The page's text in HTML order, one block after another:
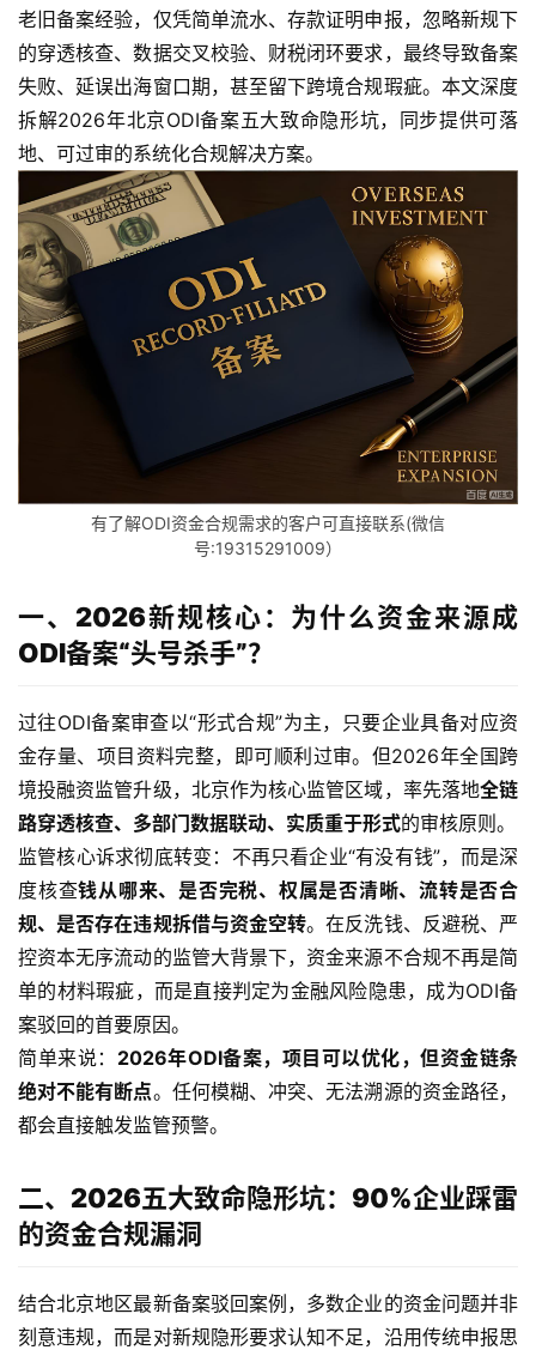
老旧备案经验，仅凭简单流水、存款证明申报，忽略新规下
的穿透核查、数据交叉校验、财税闭环要求，最终导致备案
失败、延误出海窗口期，甚至留下跨境合规瑕疵。本文深度
拆解2026年北京ODI备案五大致命隐形坑，同步提供可落
地、可过审的系统化合规解决方案。
有了解ODI资金合规需求的客户可直接联系(微信
号:19315291009）
一、2026新规核心：为什么资金来源成
ODI备案“头号杀手”？
过往ODI备案审查以“形式合规”为主，只要企业具备对应资
金存量、项目资料完整，即可顺利过审。但2026年全国跨
境投融资监管升级，北京作为核心监管区域，率先落地全链
路穿透核查、多部门数据联动、实质重于形式的审核原则。
监管核心诉求彻底转变：不再只看企业“有没有钱”，而是深
度核查钱从哪来、是否完税、权属是否清晰、流转是否合
规、是否存在违规拆借与资金空转。在反洗钱、反避税、严
控资本无序流动的监管大背景下，资金来源不合规不再是简
单的材料瑕疵，而是直接判定为金融风险隐患，成为ODI备
案驳回的首要原因。
简单来说： 2026年ODI备案，项目可以优化，但资金链条
绝对不能有断点。任何模糊、冲突、无法溯源的资金路径，
都会直接触发监管预警。
二、2026五大致命隐形坑：90%企业踩雷
的资金合规漏洞
结合北京地区最新备案驳回案例，多数企业的资金问题并非
刻意违规，而是对新规隐形要求认知不足，沿用传统申报思